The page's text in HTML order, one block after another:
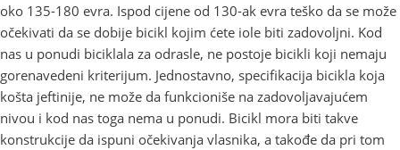
oko 135-180 evra. Ispod cijene od 130-ak evra teško da se može
očekivati da se dobije bicikl kojim ćete iole biti zadovoljni. Kod
nas u ponudi biciklala za odrasle, ne postoje bicikli koji nemaju
gorenavedeni kriterijum. Jednostavno, specifikacija bicikla koja
košta jeftinije, ne može da funkcioniše na zadovoljavajućem
nivou i kod nas toga nema u ponudi. Bicikl mora biti takve
konstrukcije da ispuni očekivanja vlasnika, a takođe da pri tom